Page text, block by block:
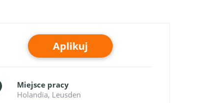
Aplikuj
Miejsce pracy
Holandia, Leusden